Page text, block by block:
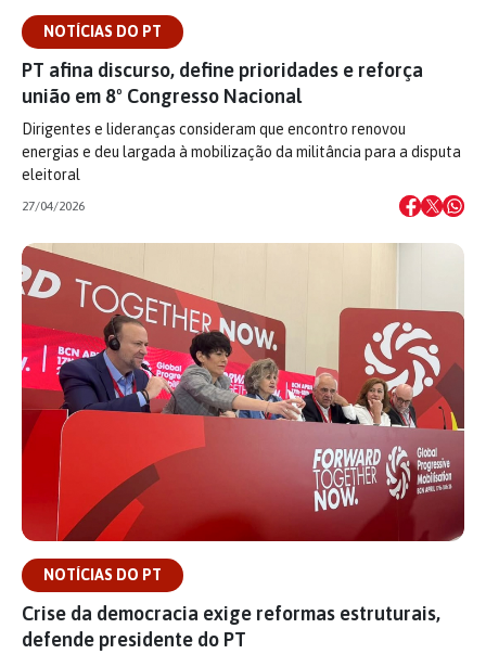
NOTÍCIAS DO PT
PT afina discurso, define prioridades e reforça
união em 8º Congresso Nacional
Dirigentes e lideranças consideram que encontro renovou
energias e deu largada à mobilização da militância para a disputa
eleitoral
27/04/2026
NOTÍCIAS DO PT
Crise da democracia exige reformas estruturais,
defende presidente do PT